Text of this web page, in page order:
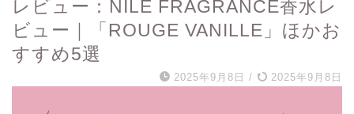
レビュー：NILE FRAGRANCE香水レ
ビュー｜「ROUGE VANILLE」ほかお
すすめ5選
2025年9月8日 / 2025年9月8日